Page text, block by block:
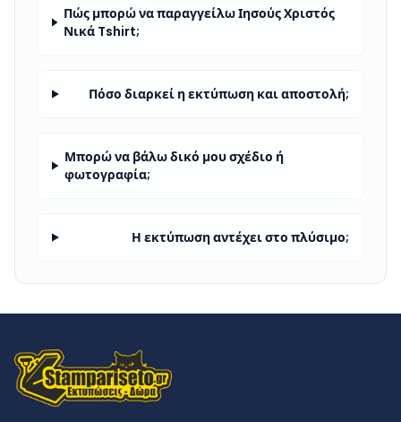
Πώς μπορώ να παραγγείλω Ιησούς Χριστός
Νικά Tshirt;
Πόσο διαρκεί η εκτύπωση και αποστολή;
Μπορώ να βάλω δικό μου σχέδιο ή
φωτογραφία;
Η εκτύπωση αντέχει στο πλύσιμο;